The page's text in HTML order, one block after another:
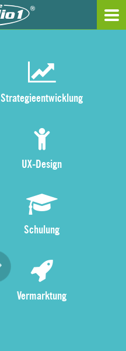
Strategieentwicklung
UX-Design
Schulung
Vermarktung